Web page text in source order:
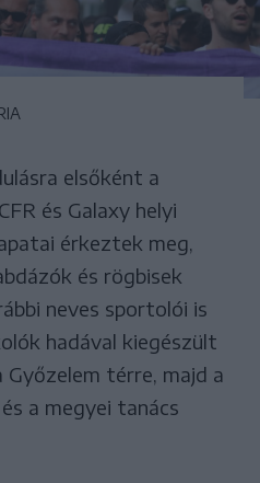
elsőként a
és Galaxy helyi
érkeztek meg,
és rögbisek
neves sportolói is
hadával kiegészült
térre, majd a
a megyei tanács